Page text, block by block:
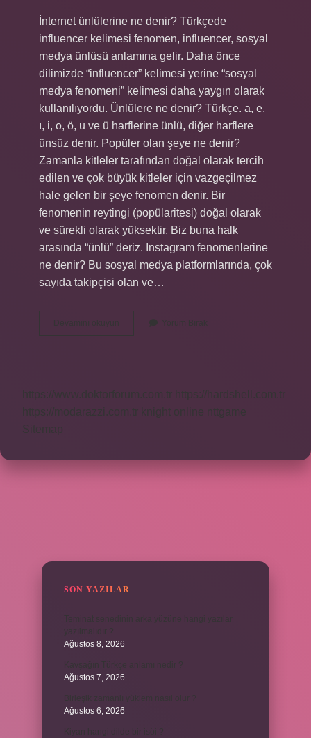
İnternet ünlülerine ne denir? Türkçede
influencer kelimesi fenomen, influencer, sosyal
medya ünlüsü anlamına gelir. Daha önce
dilimizde “influencer” kelimesi yerine “sosyal
medya fenomeni” kelimesi daha yaygın olarak
kullanılıyordu. Ünlülere ne denir? Türkçe. a, e,
ı, i, o, ö, u ve ü harflerine ünlü, diğer harflere
ünsüz denir. Popüler olan şeye ne denir?
Zamanla kitleler tarafından doğal olarak tercih
edilen ve çok büyük kitleler için vazgeçilmez
hale gelen bir şeye fenomen denir. Bir
fenomenin reytingi (popülaritesi) doğal olarak
ve sürekli olarak yüksektir. Biz buna halk
arasında “ünlü” deriz. Instagram fenomenlerine
ne denir? Bu sosyal medya platformlarında, çok
sayıda takipçisi olan ve…
Devamını okuyun
Internette
Ünlü
Yorum Bırak
https://www.doktorforum.com.tr
https://hardshell.com.tr
https://modarazzi.com.tr
knight online
nttgame
Sitemap
SON YAZILAR
Ağustos 8, 2026
Ağustos 7, 2026
Ağustos 6, 2026